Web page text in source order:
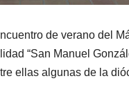
de verano del
“San Manuel
ellas algunas de la